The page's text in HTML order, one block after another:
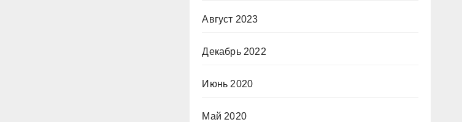
Август 2023
Декабрь 2022
Июнь 2020
Май 2020